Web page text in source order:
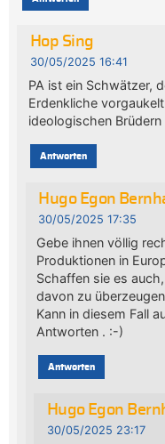
Hop Sing
30/05/2025 16:41
PA ist ein Schwätzer,
Erdenkliche
ideologischen
Antworten
Hugo Egon
30/05/2025 17:35
Gebe ihnen völlig
Produktionen in
Schaffen sie es
davon zu
Kann in diesem Fall
Antworten . :-)
Antworten
Hugo Egon
30/05/2025 23:17